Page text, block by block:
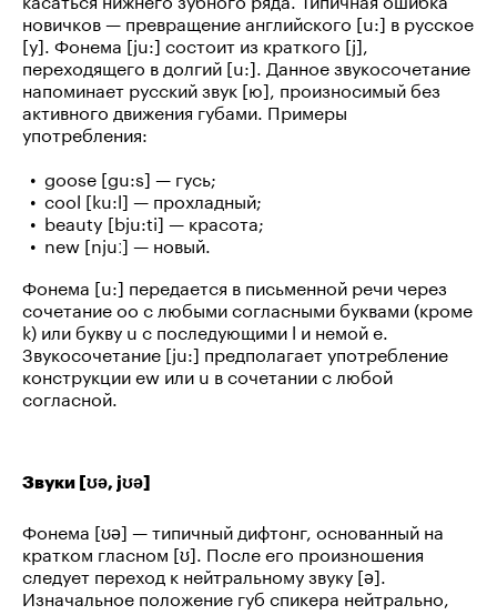
новичков — превращение английского [u:] в русское
[у]. Фонема [ju:] состоит из краткого [j],
переходящего в долгий [u:]. Данное звукосочетание
напоминает русский звук [ю], произносимый без
активного движения губами. Примеры
употребления:
goose [gu:s] — гусь;
cool [ku:l] — прохладный;
beauty [bju:ti] — красота;
new [njuː] — новый.
Фонема [u:] передается в письменной речи через
сочетание oo с любыми согласными буквами (кроме
k) или букву u с последующими l и немой e.
Звукосочетание [ju:] предполагает употребление
конструкции ew или u в сочетании с любой
согласной.
Звуки [ʊə, jʊə]
Фонема [ʊə] — типичный дифтонг, основанный на
кратком гласном [ʊ]. После его произношения
следует переход к нейтральному звуку [ə].
Изначальное положение губ спикера нейтрально,